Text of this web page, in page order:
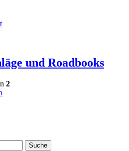
und Roadbooks
2
Suche